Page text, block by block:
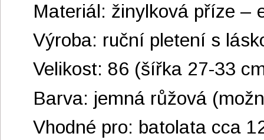
Materiál: žinylková příze –
Výroba: ruční pletení s
Velikost: 86 (šířka 27-33
Barva: jemná růžová
Vhodné pro: batolata cca